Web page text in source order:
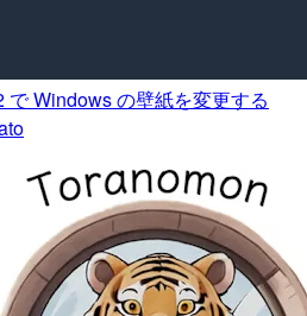
で Windows の壁紙を変更する